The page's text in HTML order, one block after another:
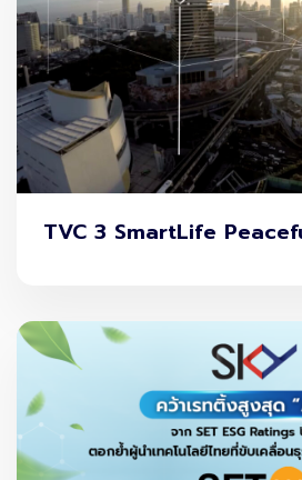
ฟ้าทะลายโจรมีฤทธิ์ต้านการแข็งตัวข
ขยายหลอดเลือด ซึ่งหากรับประทาน
รักษาโรคที่พบบ่อยในโรคหัวใจ โรคไข
สูง เช่น warfarin,
propranolol,simvastatin และ
TVC 3 SmartLife